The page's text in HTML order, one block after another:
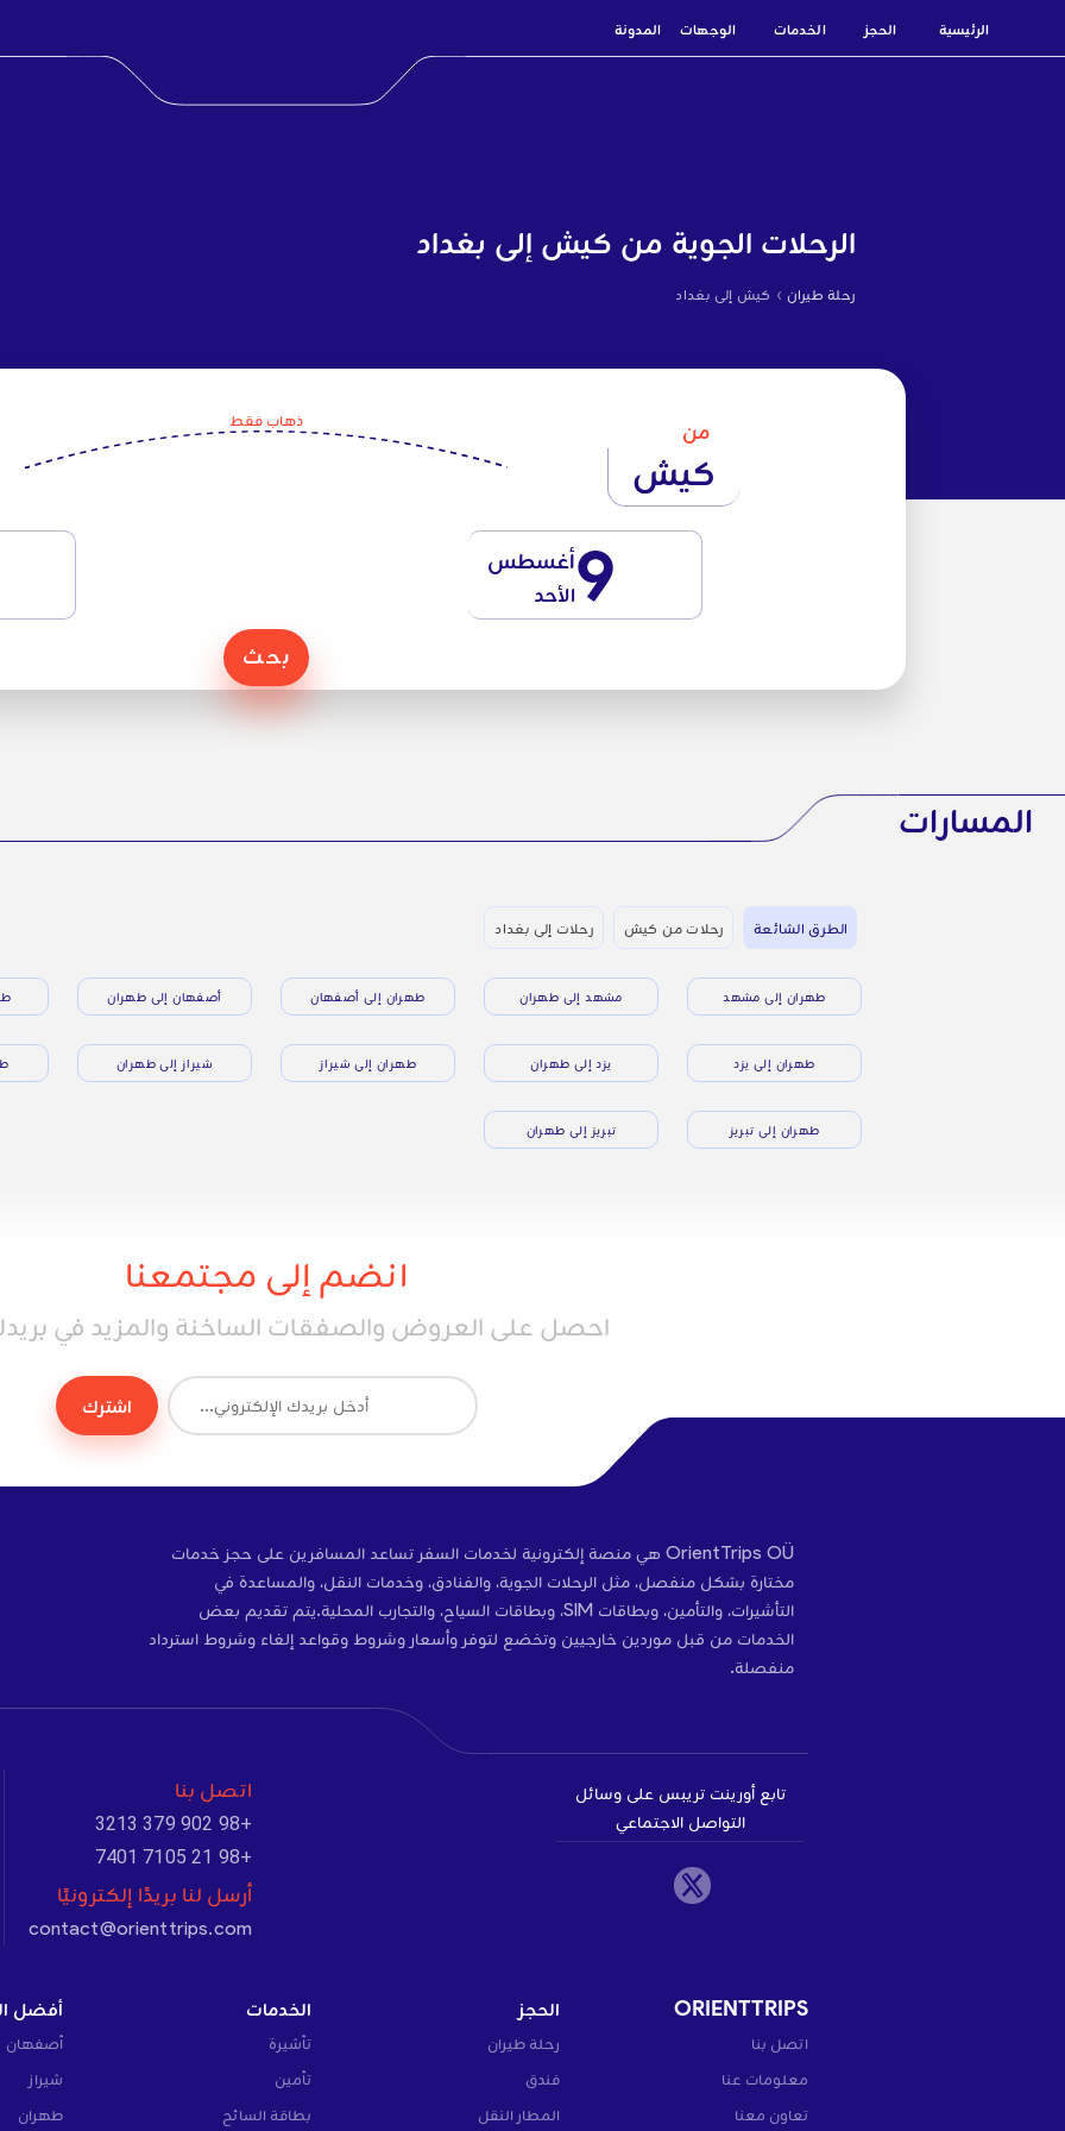
الرئيسية الحجز الخدمات الوجهات المدونة
الرحلات الجوية من كيش إلى بغداد
رحلة طيران › كيش إلى بغداد
من
كيش
ذهاب فقط
9أغسطس
الأحد
بحث
المسارات
الطرق الشائعة رحلات من كيش رحلات إلى بغداد
طهران إلى مشهد مشهد إلى طهران طهران إلى أصفهان أصفهان إلى طهران
طهران إلى يزد يزد إلى طهران طهران إلى شيراز شيراز إلى طهران
طهران إلى تبريز تبريز إلى طهران
انضم إلى مجتمعنا
احصل على العروض والصفقات الساخنة والمزيد في بريدك
اشترك
OrientTrips OÜ هي منصة إلكترونية لخدمات السفر تساعد المسافرين على حجز خدمات
مختارة بشكل منفصل، مثل الرحلات الجوية، والفنادق، وخدمات النقل، والمساعدة في
التأشيرات، والتأمين، وبطاقات SIM، وبطاقات السياح، والتجارب المحلية.يتم تقديم بعض
الخدمات من قبل موردين خارجيين وتخضع لتوفر وأسعار وشروط وقواعد إلغاء وشروط استرداد
منفصلة.
تابع أورينت تريبس على وسائل
التواصل الاجتماعي
اتصل بنا
+98 902 379 3213
+98 21 7105 7401
أرسل لنا بريدًا إلكترونيًا
contact@orienttrips.com
ORIENTTRIPS
اتصل بنا
معلومات عنا
تعاون معنا
الحجز
رحلة طيران
فندق
المطار النقل
الخدمات
تأشيرة
تأمين
بطاقة السائح
أفضل
أصفهان
شيراز
طهران